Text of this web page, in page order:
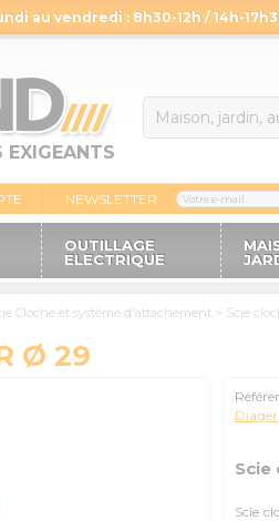
au vendredi : 8h30-12h / 14h-
EXIGEANTS
NEWSLETTER
OUTILLAGE
ELECTRIQUE
Cloche et système d'attachement > Scie
Ø 29
Diager
Scie
Scie